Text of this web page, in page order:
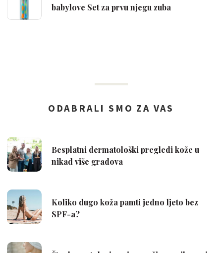
babylove Set za prvu njegu zuba